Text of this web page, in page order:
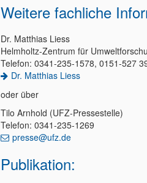
Weitere fachliche
Dr. Matthias Liess
Helmholtz-Zentrum für
Telefon: 0341-235-1578, 0151-527
Dr. Matthias Liess
oder über
Tilo Arnhold (UFZ-Pressestelle)
Telefon: 0341-235-1269
presse@ufz.de
Publikation: